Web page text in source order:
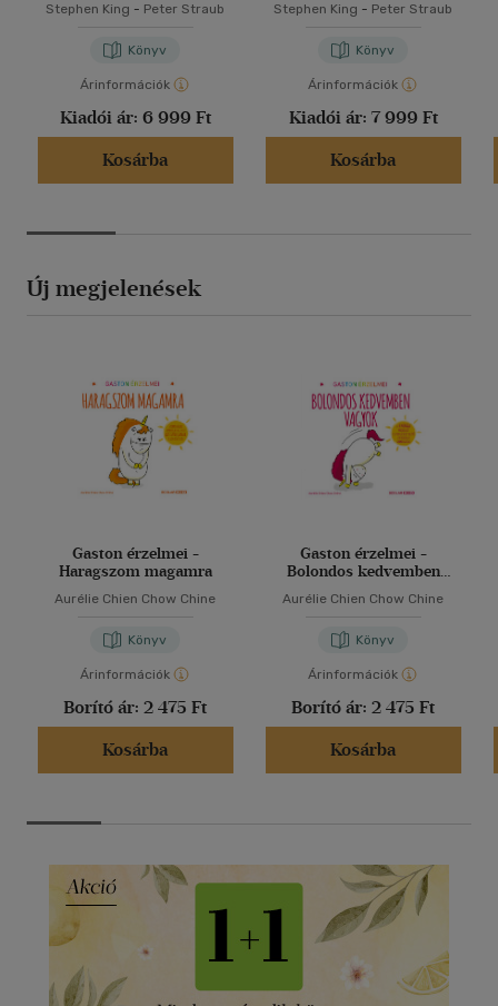
Stephen King - Peter Straub
Könyv
Árinformációk
Kiadói ár: 6 999 Ft
Kosárba
Stephen King - Peter Straub
Könyv
Árinformációk
Kiadói ár: 7 999 Ft
Kosárba
Új megjelenések
Gaston érzelmei -
Haragszom magamra
Aurélie Chien Chow Chine
Könyv
Árinformációk
Borító ár: 2 475 Ft
Kosárba
Gaston érzelmei -
Bolondos kedvemben
Aurélie Chien Chow Chine
Könyv
Árinformációk
Borító ár: 2 475 Ft
Kosárba